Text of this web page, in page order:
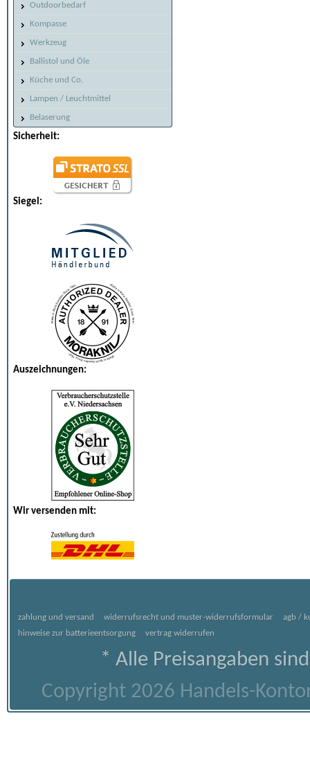
Outdoorbedarf
Kompasse
Werkzeug
Ballistol und Öle
Küche und Co.
Lampen / Leuchtmittel
Belaserung
Sicherheit:
Siegel:
Auszeichnungen:
Wir versenden mit:
zahlung und versand widerrufsrecht und muster-widerrufsformular
agb /
hinweise zur batterieentsorgung
vertrag widerrufen
* Alle Preisangaben
Copyright 2026 Handels-